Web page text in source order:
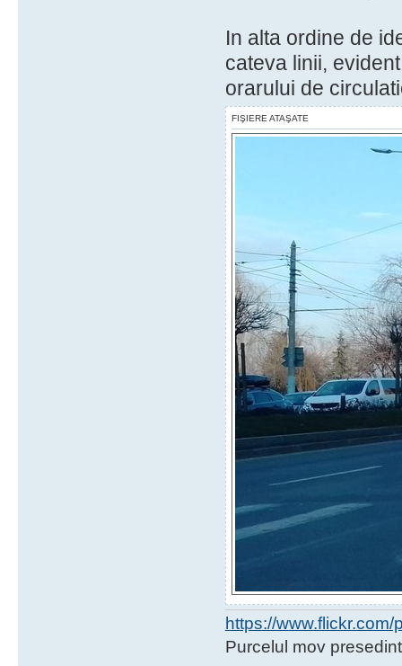
In alta ordine de
cateva linii,
orarului de
FIŞIERE ATAŞATE
https://
Purcelul mov